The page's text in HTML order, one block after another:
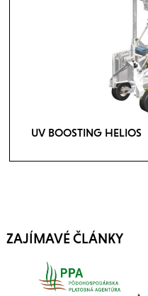
UV BOOSTING HELIOS
ZAJÍMAVÉ ČLÁNKY